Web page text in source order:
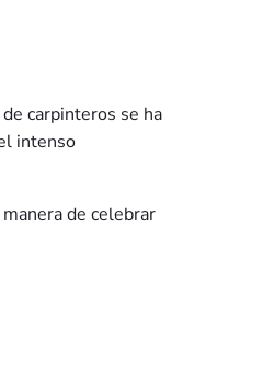
carpinteros se ha
intenso
de celebrar